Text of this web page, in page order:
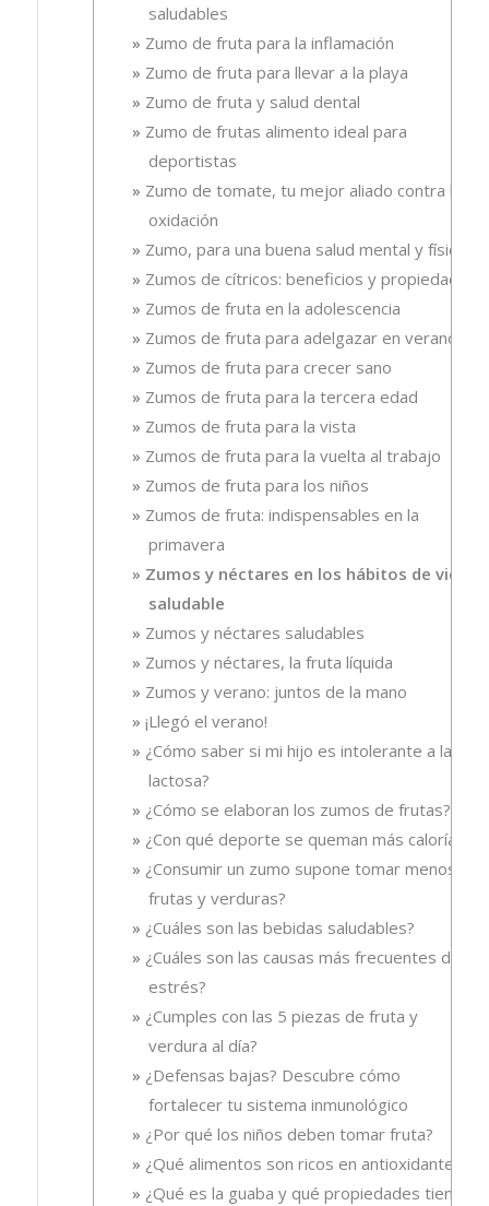
saludables
Zumo de fruta para la inflamación
Zumo de fruta para llevar a la playa
Zumo de fruta y salud dental
Zumo de frutas alimento ideal para
deportistas
Zumo de tomate, tu mejor aliado contra la
oxidación
Zumo, para una buena salud mental y física
Zumos de cítricos: beneficios y propiedades
Zumos de fruta en la adolescencia
Zumos de fruta para adelgazar en verano
Zumos de fruta para crecer sano
Zumos de fruta para la tercera edad
Zumos de fruta para la vista
Zumos de fruta para la vuelta al trabajo
Zumos de fruta para los niños
Zumos de fruta: indispensables en la
primavera
Zumos y néctares en los hábitos de vida
saludable
Zumos y néctares saludables
Zumos y néctares, la fruta líquida
Zumos y verano: juntos de la mano
¡Llegó el verano!
¿Cómo saber si mi hijo es intolerante a la
lactosa?
¿Cómo se elaboran los zumos de frutas?
¿Con qué deporte se queman más calorías?
¿Consumir un zumo supone tomar menos
frutas y verduras?
¿Cuáles son las bebidas saludables?
¿Cuáles son las causas más frecuentes del
estrés?
¿Cumples con las 5 piezas de fruta y
verdura al día?
¿Defensas bajas? Descubre cómo
fortalecer tu sistema inmunológico
¿Por qué los niños deben tomar fruta?
¿Qué alimentos son ricos en antioxidantes?
¿Qué es la guaba y qué propiedades tiene?